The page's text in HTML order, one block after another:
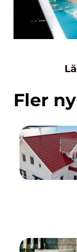
Fler